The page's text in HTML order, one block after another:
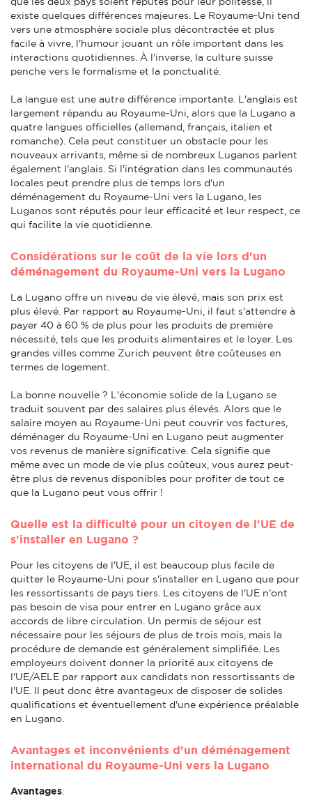
existe quelques différences majeures. Le Royaume-Uni tend
vers une atmosphère sociale plus décontractée et plus
facile à vivre, l'humour jouant un rôle important dans les
interactions quotidiennes. À l'inverse, la culture suisse
penche vers le formalisme et la ponctualité.
La langue est une autre différence importante. L'anglais est
largement répandu au Royaume-Uni, alors que la Lugano a
quatre langues officielles (allemand, français, italien et
romanche). Cela peut constituer un obstacle pour les
nouveaux arrivants, même si de nombreux Luganos parlent
également l'anglais. Si l'intégration dans les communautés
locales peut prendre plus de temps lors d'un
déménagement du Royaume-Uni vers la Lugano, les
Luganos sont réputés pour leur efficacité et leur respect, ce
qui facilite la vie quotidienne.
Considérations sur le coût de la vie lors d'un
déménagement du Royaume-Uni vers la Lugano
La Lugano offre un niveau de vie élevé, mais son prix est
plus élevé. Par rapport au Royaume-Uni, il faut s'attendre à
payer 40 à 60 % de plus pour les produits de première
nécessité, tels que les produits alimentaires et le loyer. Les
grandes villes comme Zurich peuvent être coûteuses en
termes de logement.
La bonne nouvelle ? L'économie solide de la Lugano se
traduit souvent par des salaires plus élevés. Alors que le
salaire moyen au Royaume-Uni peut couvrir vos factures,
déménager du Royaume-Uni en Lugano peut augmenter
vos revenus de manière significative. Cela signifie que
même avec un mode de vie plus coûteux, vous aurez peut-
être plus de revenus disponibles pour profiter de tout ce
que la Lugano peut vous offrir !
Quelle est la difficulté pour un citoyen de l'UE de
s'installer en Lugano ?
Pour les citoyens de l'UE, il est beaucoup plus facile de
quitter le Royaume-Uni pour s'installer en Lugano que pour
les ressortissants de pays tiers. Les citoyens de l'UE n'ont
pas besoin de visa pour entrer en Lugano grâce aux
accords de libre circulation. Un permis de séjour est
nécessaire pour les séjours de plus de trois mois, mais la
procédure de demande est généralement simplifiée. Les
employeurs doivent donner la priorité aux citoyens de
l'UE/AELE par rapport aux candidats non ressortissants de
l'UE. Il peut donc être avantageux de disposer de solides
qualifications et éventuellement d'une expérience préalable
en Lugano.
Avantages et inconvénients d'un déménagement
international du Royaume-Uni vers la Lugano
Avantages: